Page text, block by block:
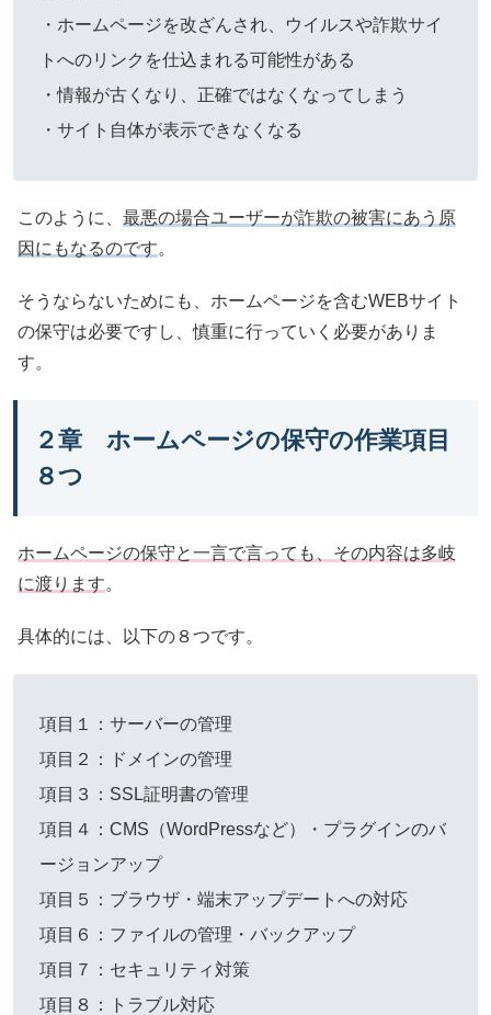
・ホームページを改ざんされ、ウイルスや詐欺サイ
トへのリンクを仕込まれる可能性がある
・情報が古くなり、正確ではなくなってしまう
・サイト自体が表示できなくなる
このように、最悪の場合ユーザーが詐欺の被害にあう原
因にもなるのです。
そうならないためにも、ホームページを含むWEBサイト
の保守は必要ですし、慎重に行っていく必要がありま
す。
２章 ホームページの保守の作業項目
８つ
ホームページの保守と一言で言っても、その内容は多岐
に渡ります。
具体的には、以下の８つです。
項目１：サーバーの管理
項目２：ドメインの管理
項目３：SSL証明書の管理
項目４：CMS（WordPressなど）・プラグインのバ
ージョンアップ
項目５：ブラウザ・端末アップデートへの対応
項目６：ファイルの管理・バックアップ
項目７：セキュリティ対策
項目８：トラブル対応